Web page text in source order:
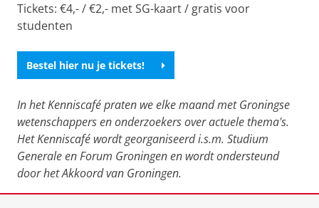
Tickets: €4,- / €2,- met SG-kaart / gratis voor
studenten
Bestel hier nu je tickets!
In het Kenniscafé praten we elke maand met Groningse
wetenschappers en onderzoekers over actuele thema's.
Het Kenniscafé wordt georganiseerd i.s.m. Studium
Generale en Forum Groningen en wordt ondersteund
door het Akkoord van Groningen.